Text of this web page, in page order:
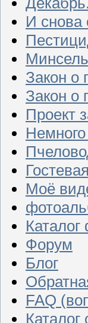
И снова
Закон о
Закон о
Проект
Моё
Форум
Блог
FAQ
Каталог